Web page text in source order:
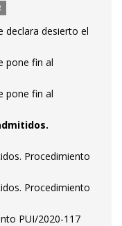
declara desierto el
pone fin al
pone fin al
Procedimiento
Procedimiento
PUI/2020-117